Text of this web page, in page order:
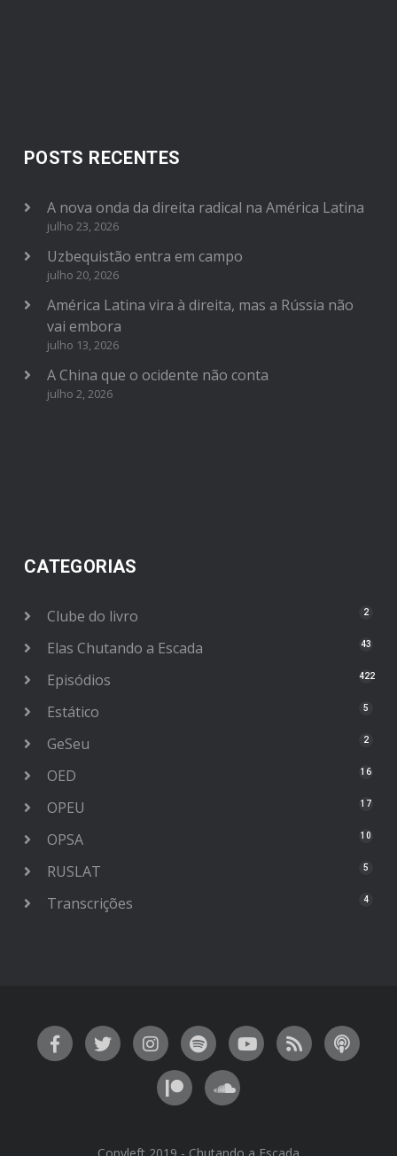
POSTS RECENTES
A nova onda da direita radical na América Latina
julho 23, 2026
Uzbequistão entra em campo
julho 20, 2026
América Latina vira à direita, mas a Rússia não
vai embora
julho 13, 2026
A China que o ocidente não conta
julho 2, 2026
CATEGORIAS
Clube do livro 2
Elas Chutando a Escada 43
Episódios 422
Estático 5
GeSeu 2
OED 16
OPEU 17
OPSA 10
RUSLAT 5
Transcrições 4